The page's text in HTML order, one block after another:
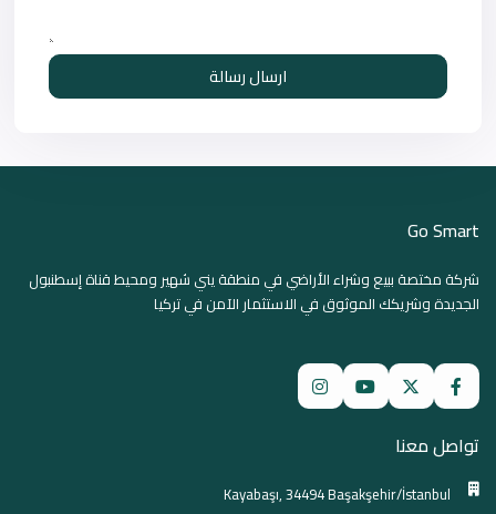
ارسال رسالة
Go Smart
شركة مختصة ببيع وشراء الأراضي في منطقة يني شهير ومحيط قناة إسطنبول
الجديدة وشريكك الموثوق في الاستثمار الآمن في تركيا
تواصل معنا
Kayabaşı, 34494 Başakşehir/İstanbul